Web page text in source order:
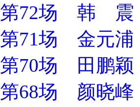
第72场 韩 震
第71场 金元浦
第70场 田鹏颖
第68场 颜晓峰